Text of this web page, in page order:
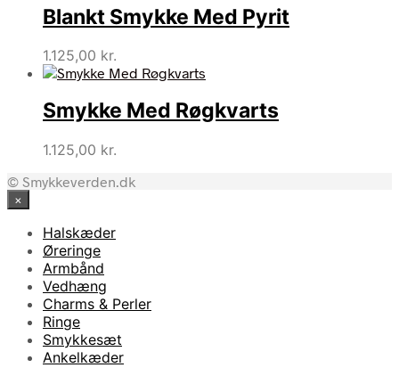
Blankt Smykke Med Pyrit
1.125,00 kr.
Smykke Med Røgkvarts
1.125,00 kr.
© Smykkeverden.dk
×
Halskæder
Øreringe
Armbånd
Vedhæng
Charms & Perler
Ringe
Smykkesæt
Ankelkæder